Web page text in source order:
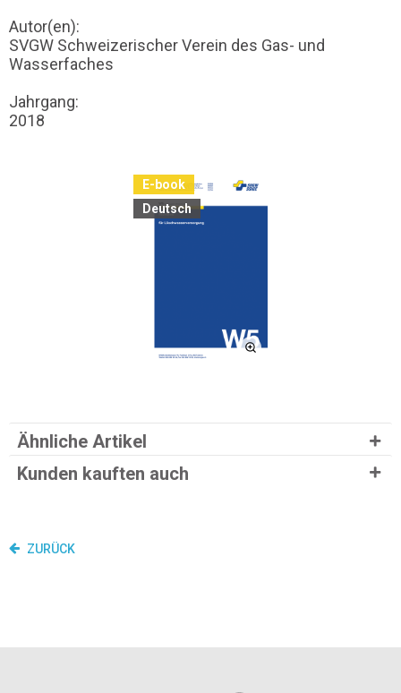
Autor(en):
SVGW Schweizerischer Verein des Gas- und
Wasserfaches
Jahrgang:
2018
E-book
Deutsch
Ähnliche Artikel
Kunden kauften auch
ZURÜCK